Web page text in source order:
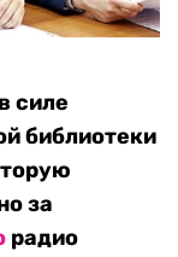
силе
библиотеки
за
радио